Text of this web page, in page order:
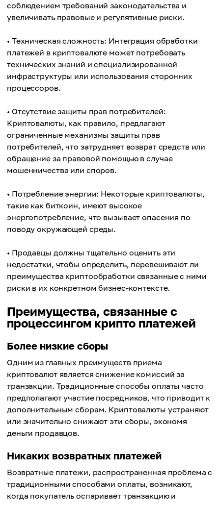
соблюдением требований законодательства и
увеличивать правовые и регулятивные риски.
• Техническая сложность: Интеграция обработки
платежей в криптовалюте может потребовать
технических знаний и специализированной
инфраструктуры или использования сторонних
процессоров.
• Отсутствие защиты прав потребителей:
Криптовалюты, как правило, предлагают
ограниченные механизмы защиты прав
потребителей, что затрудняет возврат средств или
обращение за правовой помощью в случае
мошенничества или споров.
• Потребление энергии: Некоторые криптовалюты,
такие как биткоин, имеют высокое
энергопотребление, что вызывает опасения по
поводу окружающей среды.
• Продавцы должны тщательно оценить эти
недостатки, чтобы определить, перевешивают ли
преимущества криптообработки связанные с ними
риски в их конкретном бизнес-контексте.
Преимущества, связанные с
процессингом крипто платежей
Более низкие сборы
Одним из главных преимуществ приема
криптовалют является снижение комиссий за
транзакции. Традиционные способы оплаты часто
предполагают участие посредников, что приводит к
дополнительным сборам. Криптовалюты устраняют
или значительно снижают эти сборы, экономя
деньги продавцов.
Никаких возвратных платежей
Возвратные платежи, распространенная проблема с
традиционными способами оплаты, возникают,
когда покупатель оспаривает транзакцию и